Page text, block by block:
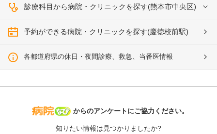
診療科目から病院・クリニックを探す(熊本市中央区)
予約ができる病院・クリニックを探す(慶徳校前駅)
各都道府県の休日・夜間診療、救急、当番医情報
病院なび
からのアンケートにご協力ください。
知りたい情報は見つかりましたか?